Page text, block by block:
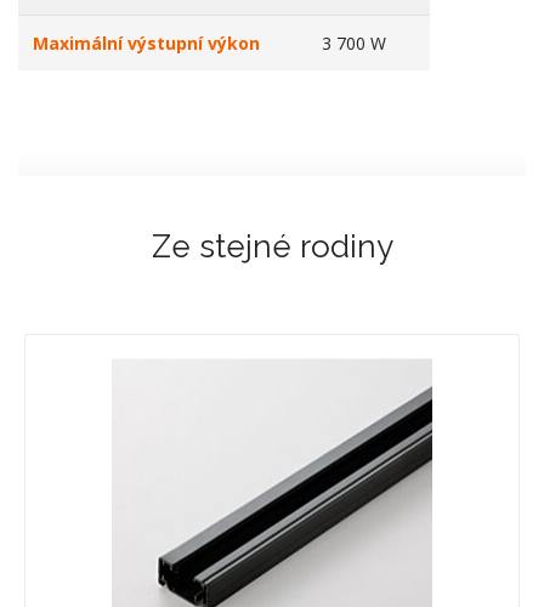
Maximální výstupní výkon 3 700 W
Ze stejné rodiny